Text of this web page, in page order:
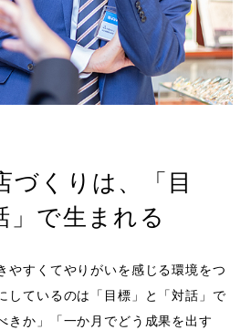
づくりは、「目
」で生まれる
やすくてやりがいを感じる環境をつ
しているのは「目標」と「対話」で
きか」「一か月でどう成果を出す